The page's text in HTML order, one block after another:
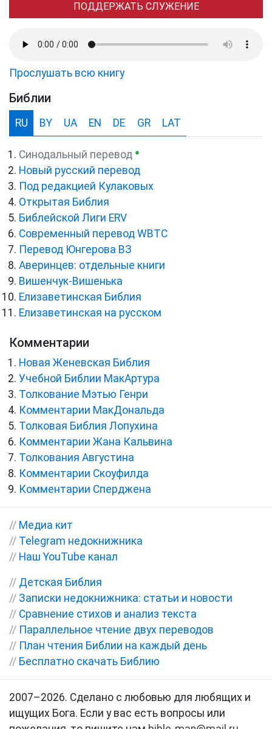
ПОДДЕРЖАТЬ СЛУЖЕНИЕ
Прослушать всю книгу
Библии
RU BY UA EN DE GR LAT
Синодальный перевод ●
Новый русский перевод
Под редакцией Кулаковых
Открытая Библия
Библейской Лиги ERV
Cовременный перевод WBTC
Перевод Юнгерова ВЗ
Аверинцев: отдельные книги
Вишенчук-Вишенька
Елизаветинская Библия
Елизаветинская на русском
Комментарии
Новая Женевская Библия
Учебной Библии МакАртура
Толкование Мэтью Генри
Комментарии МакДональда
Толковая Библия Лопухина
Комментарии Жана Кальвина
Толкования Августина
Комментарии Скоуфилда
Комментарии Сперджена
// Медиа кит
// Telegram недокнижника
// Наш YouTube канал
// Детская Библия
// Записки недокнижника: статьи и новости
// Сравнение стихов и анализ текста
// Параллельное чтение двух переводов
// План чтения Библии на каждый день
// Бесплатно скачать Библию
2007–2026. Сделано с любовью для любящих и
ищущих Бога. Если у вас есть вопросы или